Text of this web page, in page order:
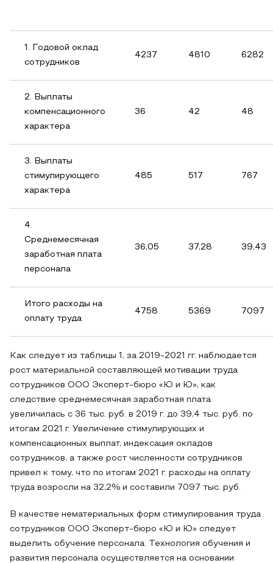
1. Годовой оклад
сотрудников
4237 4810 6282
2. Выплаты
компенсационного
характера
36 42 48
3. Выплаты
стимулирующего
характера
485 517 767
4.
Среднемесячная
заработная плата
персонала
36,05 37,28 39,43
Итого расходы на
оплату труда
4758 5369 7097
Как следует из таблицы 1, за 2019-2021 гг. наблюдается
рост материальной составляющей мотивации труда
сотрудников ООО Эксперт-бюро «Ю и Ю», как
следствие среднемесячная заработная плата
увеличилась с 36 тыс. руб. в 2019 г. до 39,4 тыс. руб. по
итогам 2021 г. Увеличение стимулирующих и
компенсационных выплат, индексация окладов
сотрудников, а также рост численности сотрудников
привел к тому, что по итогам 2021 г. расходы на оплату
труда возросли на 32,2% и составили 7097 тыс. руб.
В качестве нематериальных форм стимулирования труда
сотрудников ООО Эксперт-бюро «Ю и Ю» следует
выделить обучение персонала. Технология обучения и
развития персонала осуществляется на основании